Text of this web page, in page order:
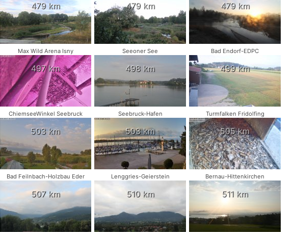
479 km 479 km 479 km
Max Wild Arena Isny
497 km
Seeoner See
498 km
Bad Endorf-EDPC
499 km
ChiemseeWinkel Seebruck
503 km
Seebruck-Hafen
503 km
Turmfalken Fridolfing
505 km
Bad Feilnbach-Holzbau Eder
507 km
Lenggries-Geierstein
510 km
Bernau-Hittenkirchen
511 km